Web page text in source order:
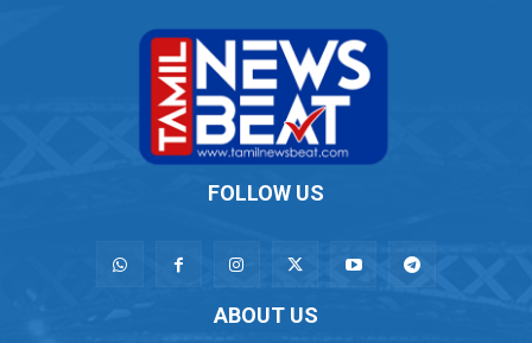
FOLLOW US
ABOUT US